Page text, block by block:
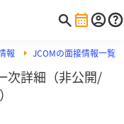
報 JCOMの面接情報一覧
次詳細（非公開/